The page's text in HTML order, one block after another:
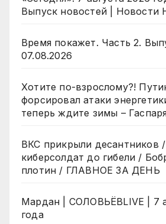
Выпуск новостей | Новости
Время покажет. Часть 2.
07.08.2026
Хотите по-взрослому?!
форсировал атаки
теперь ждите зимы –
ВКС прикрыли десантников
киберсолдат до гибели /
плотин / ГЛАВНОЕ ЗА ДЕНЬ
Мардан | СОЛОВЬЁВLIVE | 7
года